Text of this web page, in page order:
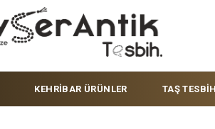
KEHRİBAR ÜRÜNLER TAŞ